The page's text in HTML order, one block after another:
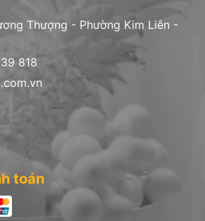
Thượng - Phường Kim Liên -
818
toán